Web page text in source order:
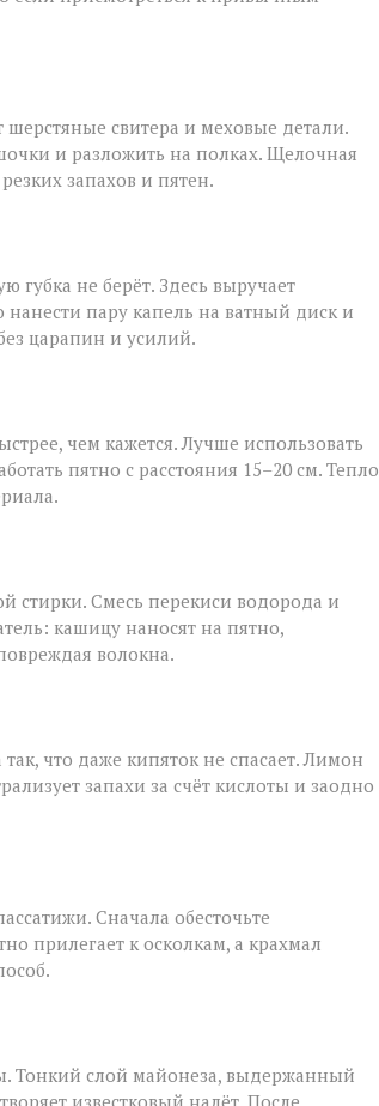
шерстяные свитера и меховые детали.
и разложить на полках. Щелочная
запахов и пятен.
не берёт. Здесь выручает
нанести пару капель на ватный диск и
царапин и усилий.
чем кажется. Лучше использовать
пятно с расстояния 15–20 см. Тепло
стирки. Смесь перекиси водорода и
кашицу наносят на пятно,
волокна.
что даже кипяток не спасает. Лимон
запахи за счёт кислоты и заодно
Сначала обесточьте
прилегает к осколкам, а крахмал
Тонкий слой майонеза, выдержанный